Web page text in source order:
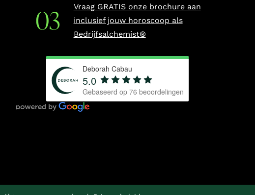
Vraag GRATIS onze brochure aan
inclusief jouw horoscoop als
Bedrijfsalchemist®
Deborah Cabau
5.0
Gebaseerd op76 beoordelingen